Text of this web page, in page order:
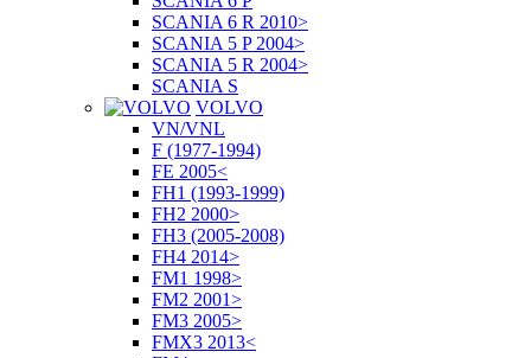
SCANIA 6 R 2010>
SCANIA 5 P 2004>
SCANIA 5 R 2004>
SCANIA S
VOLVO
VN/VNL
F (1977-1994)
FE 2005<
FH1 (1993-1999)
FH2 2000>
FH3 (2005-2008)
FH4 2014>
FM1 1998>
FM2 2001>
FM3 2005>
FMX3 2013<